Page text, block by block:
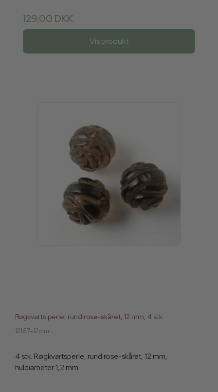
129,00 DKK
Vis produkt
Røgkvarts perle, rund rose-skåret, 12 mm, 4 stk
12167-12mm
4 stk. Røgkvartsperle, rund rose-skåret, 12 mm,
huldiameter 1,2 mm.